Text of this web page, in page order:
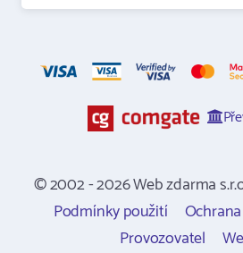
© 2002 - 2026 Web zdarma
Podmínky použití
Provozovatel